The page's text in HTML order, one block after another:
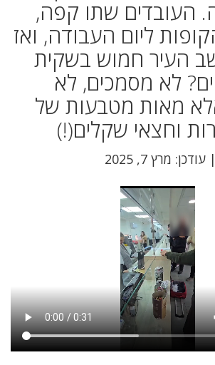
העובדים שתו קפה,
ליום העבודה, ואז
העיר חמוש בשקית
לא מסמכים, לא
מאות מטבעות של
וחצאי שקלים(!)
| עודכן: מרץ 7, 2025